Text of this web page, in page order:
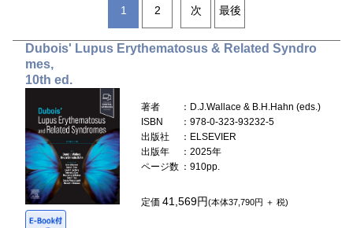
1 2 次 最後
Dubois' Lupus Erythematosus & Related Syndro
mes,
10th ed.
著者
：D.J.Wallace & B.H.Hahn (eds.)
ISBN
：978-0-323-93232-5
出版社
：ELSEVIER
出版年
：2025年
ページ数 ：910pp.
定価41,569円(本体37,790円 ＋ 税)